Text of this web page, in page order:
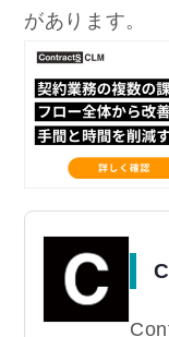
があります。